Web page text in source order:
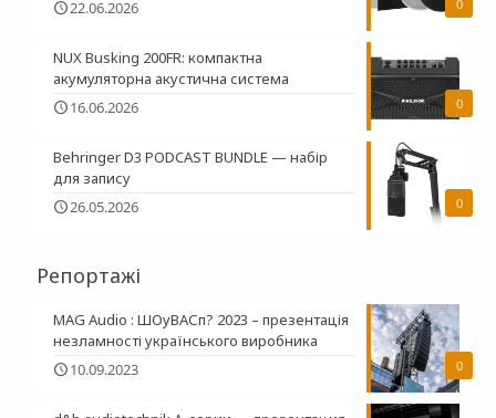
0
22.06.2026
0
NUX Busking 200FR: компактна
акумуляторна акустична система
16.06.2026
0
Behringer D3 PODCAST BUNDLE — набір
для запису
26.05.2026
Репортажі
0
MAG Audio : ШОуВАСп? 2023 – презентація
незламності українського виробника
10.09.2023